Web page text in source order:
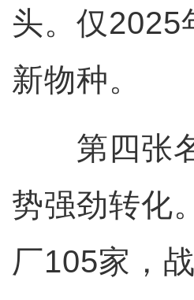
头。仅2025
新物种。
第四张名
势强劲转化
厂105家，